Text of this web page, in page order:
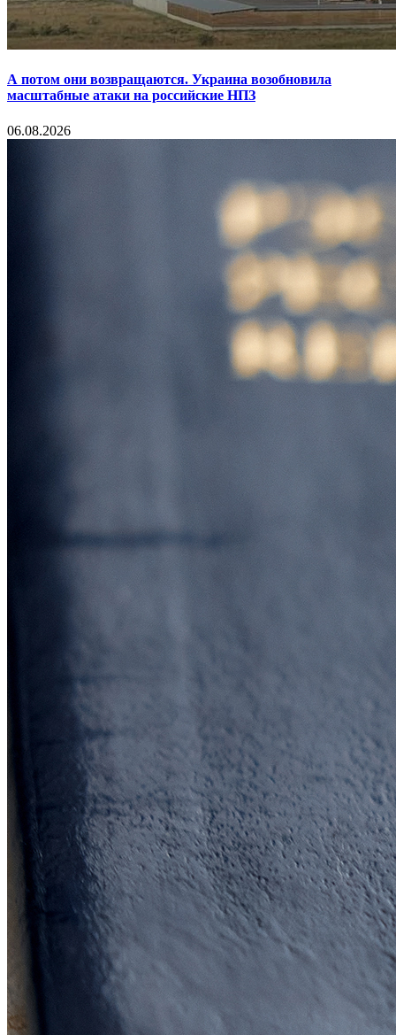
А потом они возвращаются. Украина возобновила
масштабные атаки на российские НПЗ
06.08.2026